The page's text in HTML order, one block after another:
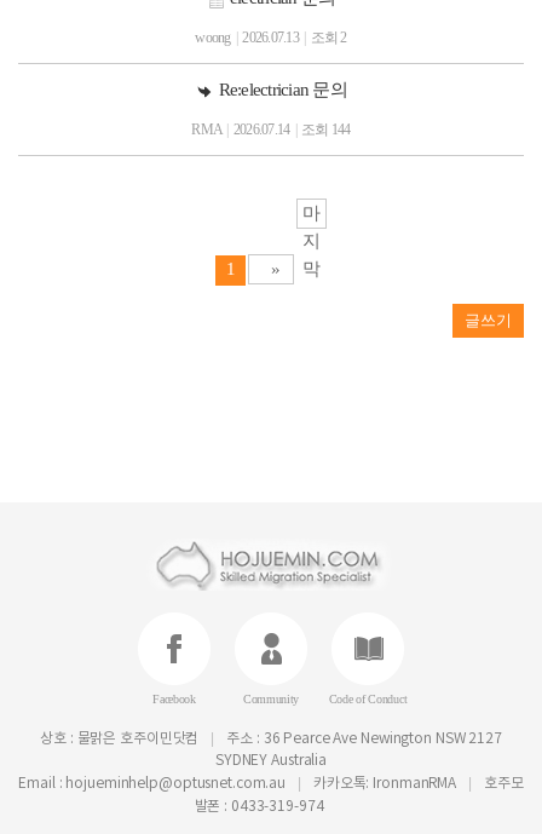
woong 2026.07.13 조회 2
Re:electrician 문의
RMA 2026.07.14 조회 144
1 »
마
지
막
글쓰기
Facebook Community Code of Conduct
상호 : 물맑은 호주이민닷컴
주소 : 36 Pearce Ave Newington NSW 2127
SYDNEY Australia
Email : hojueminhelp@optusnet.com.au
카카오톡: IronmanRMA
호주모
발폰 : 0433-319-974